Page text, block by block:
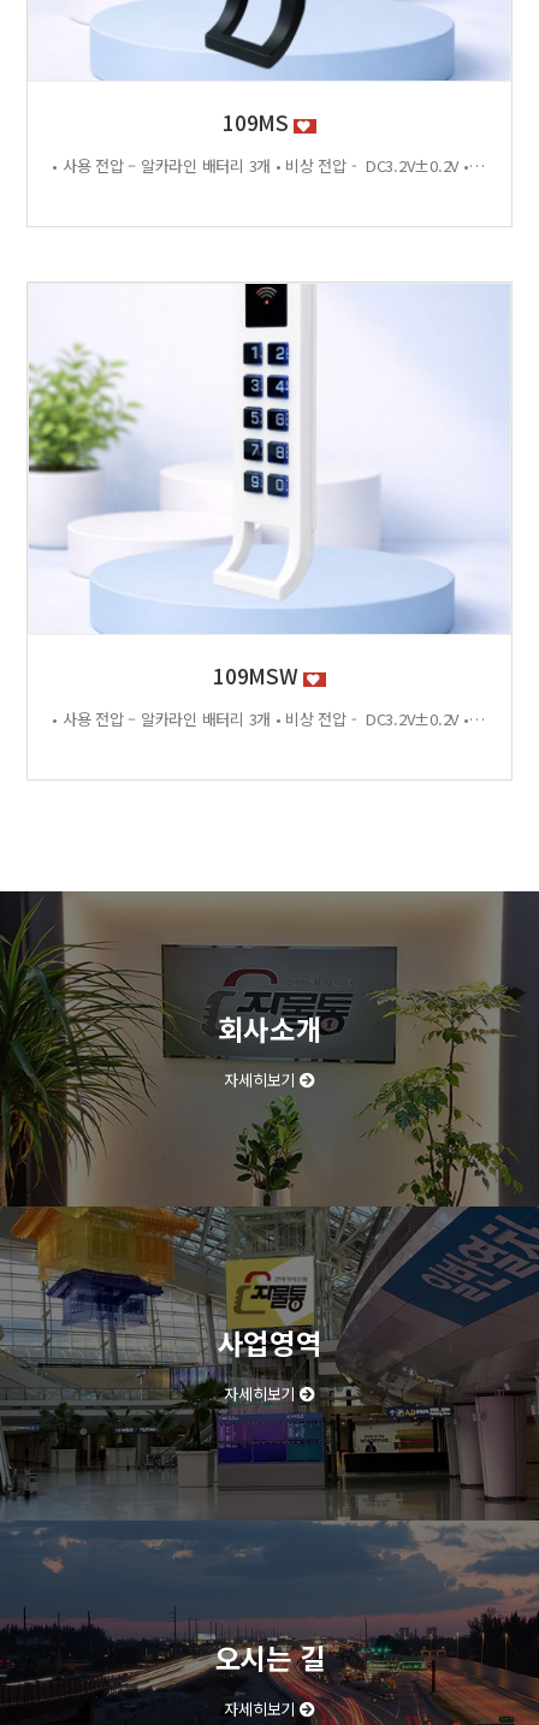
109MS
• 사용 전압 – 알카라인 배터리 3개 • 비상 전압 - DC3.2V±0.2V • 전력 소비량 – 정전류 : ≤30μA 동작전류 : ≤150 MA • 사용 환경 – 온도 : 0℃ ~ +70℃ 습도 : RH 20% ~ RH95%RH 사용방법 < 잠금방법 > - 비밀번호 4자리 숫자를 입력하면 문이 자동으로 잠깁니다. < 찾는방법> - 입력했던 비밀번호 4자리 숫자를 누르면 자동으로 문이 열립니다. - 비밀번호를 잊었을 경우 마스터키 사용 가능 특징 - 마스터키 10개까지 등록가능 - 버튼 백라이트 - 배터리 방전 시 외부전원 공급기 사용가능 - 자동/수동 잠금 설정 가능 - 마스터 비밀번호 설정 가능 - 무음모드 가능 - 13.56MHZ
109MSW
• 사용 전압 – 알카라인 배터리 3개 • 비상 전압 - DC3.2V±0.2V • 전력 소비량 – 정전류 : ≤30μA 동작전류 : ≤150 MA • 사용 환경 – 온도 : 0℃ ~ +70℃ 습도 : RH 20% ~ RH95%RH 사용방법 < 잠금방법 > - 비밀번호 4자리 숫자를 입력하면 문이 자동으로 잠깁니다. < 찾는방법> - 입력했던 비밀번호 4자리 숫자를 누르면 자동으로 문이 열립니다. - 비밀번호를 잊었을 경우 마스터키 사용 가능 특징 - 마스터키 10개까지 등록가능 - 버튼 백라이트 - 배터리 방전 시 외부전원 공급기 사용가능 - 자동/수동 잠금 설정 가능 - 마스터 비밀번호 설정 가능 - 무음모드 가능 - 13.56MHZ [이 게시물은 관리자님에 의해 2026-06-18 11:43:04 제품소개에서 복사 됨]
회사소개
자세히보기
사업영역
자세히보기
오시는 길
자세히보기